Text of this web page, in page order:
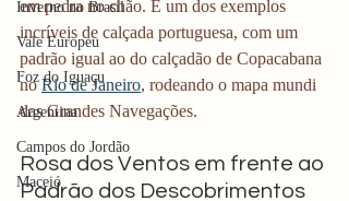
Inverno no Brasil
Vale Europeu
Foz do Iguaçu
Argentina
Campos do Jordão
Maceió
em pedra no chão. É um dos exemplos
incríveis de calçada portuguesa, com um
padrão igual ao do calçadão de Copacabana
no Rio de Janeiro, rodeando o mapa mundi
das Grandes Navegações.
Rosa dos Ventos em frente ao
Padrão dos Descobrimentos